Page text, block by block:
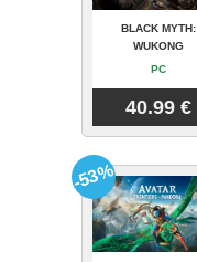
BLACK MYTH:
WUKONG
PC
40.99 €
-53%